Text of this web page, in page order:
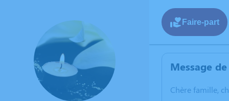
Faire-part
Message
Chère famille,